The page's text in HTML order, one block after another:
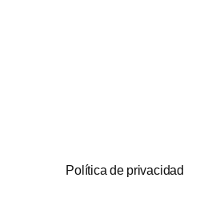
Política de privacidad